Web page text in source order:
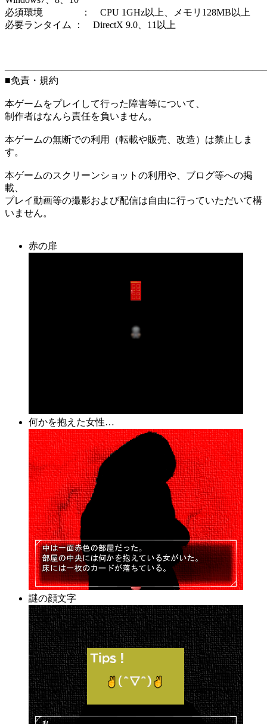
必須環境 ： CPU 1GHz以上、メモリ128MB以上
必要ランタイム ： DirectX 9.0、11以上
■免責・規約
本ゲームをプレイして行った障害等について、
制作者はなんら責任を負いません。
本ゲームの無断での利用（転載や販売、改造）は禁止しま
す。
本ゲームのスクリーンショットの利用や、ブログ等への掲
載、
プレイ動画等の撮影および配信は自由に行っていただいて構
いません。
赤の扉
何かを抱えた女性…
謎の顔文字